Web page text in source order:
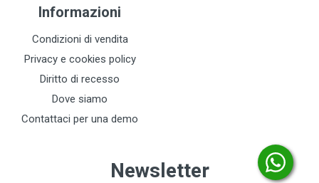
Informazioni
Condizioni di vendita
Privacy e cookies policy
Diritto di recesso
Dove siamo
Contattaci per una demo
Newsletter